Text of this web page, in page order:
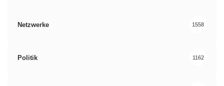
Netzwerke 1558
Politik 1162